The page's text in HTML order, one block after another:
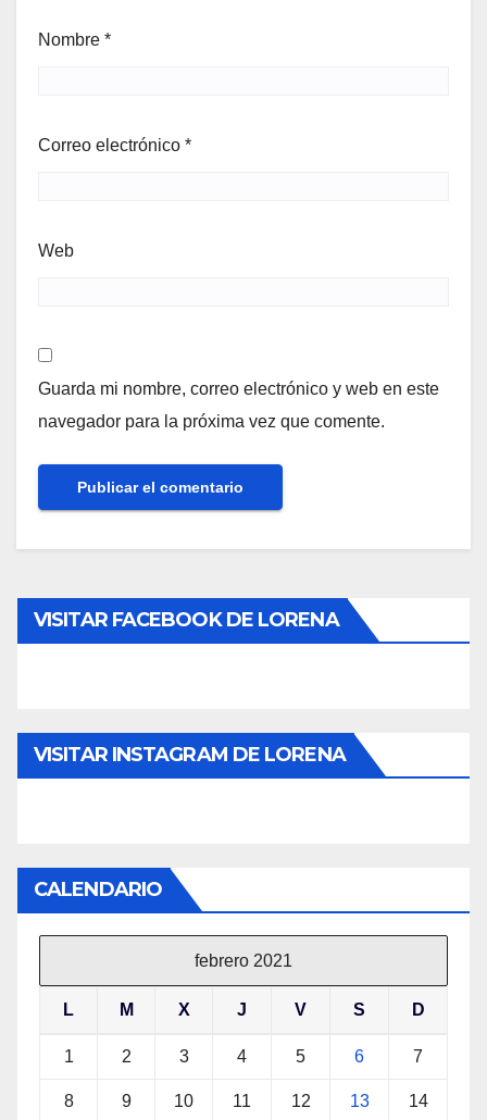
Nombre *
Correo electrónico *
Web
Guarda mi nombre, correo electrónico y web en este
navegador para la próxima vez que comente.
VISITAR FACEBOOK DE LORENA
VISITAR INSTAGRAM DE LORENA
CALENDARIO
febrero 2021
L M X J V S D
1 2 3 4 5 6 7
8 9 10 11 12 13 14